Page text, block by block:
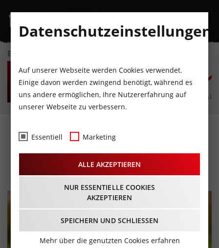
EVENTKALENDER
DO
6
AUGUST
FR
7
AUGUST
SA
8
AUGUST
SO
9
AUGUST
MO
10
AUGUST
Blechlawine
Blasmusikfestival 2026
05.06.2026 - Beginn 11:00 Uhr
Datenschutzeinstellungen
Auf unserer Webseite werden Cookies verwendet.
Einige davon werden zwingend benötigt, während es
uns andere ermöglichen, Ihre Nutzererfahrung auf
unserer Webseite zu verbessern.
Essentiell Marketing
ALLE AKZEPTIEREN
NUR ESSENTIELLE COOKIES
AKZEPTIEREN
SPEICHERN UND SCHLIESSEN
Mehr über die genutzten Cookies erfahren